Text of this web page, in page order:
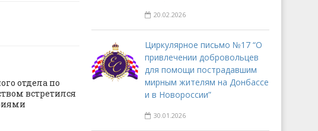
отдела по
встретился
20.02.2026
Циркулярное письмо №17 “О
привлечении добровольцев
для помощи пострадавшим
мирным жителям на Донбассе
и в Новороссии”
30.01.2026